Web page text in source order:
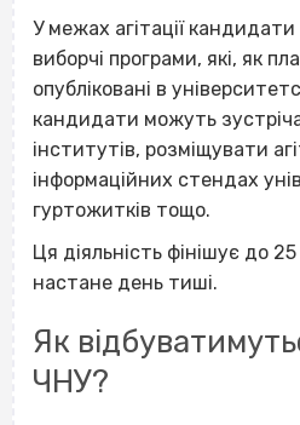
У межах агітації
виборчі програми, які, як
опубліковані в
кандидати можуть
інститутів, розміщувати
інформаційних стендах
гуртожитків тощо.
Ця діяльність фінішує до
настане день тиші.
Як
ЧНУ?